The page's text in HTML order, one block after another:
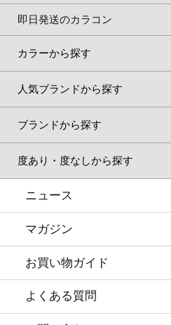
即日発送のカラコン
カラーから探す
人気ブランドから探す
ブランドから探す
度あり・度なしから探す
ニュース
マガジン
お買い物ガイド
よくある質問